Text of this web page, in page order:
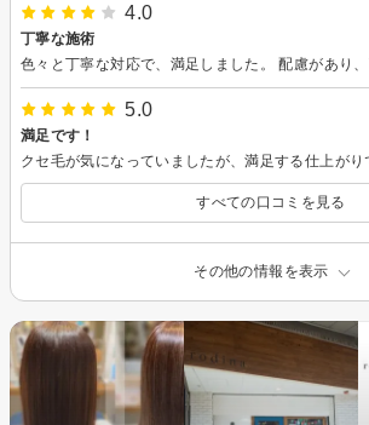
4.0
丁寧な施術
5.0
満足です！
クセ毛が気になっていましたが、満足する仕上がり
すべての口コミを見る
その他の情報を表示